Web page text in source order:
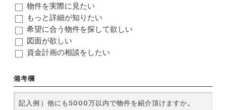
物件を実際に見たい
もっと詳細が知りたい
希望に合う物件を探して欲しい
図面が欲しい
資金計画の相談をしたい
備考欄